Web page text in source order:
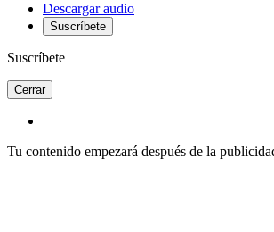
Descargar audio
Suscríbete
Suscríbete
Cerrar
Tu contenido empezará después de la